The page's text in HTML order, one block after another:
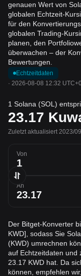
genauen Wert von
globalen Echtzeit-
für den
globalen Trading-
planen, den
überwachen – der
Bewertungen.
Echtzeitdaten
· 2026-08-08 12:32 UTC+0
1 Solana (SOL)
23.17
Zuletzt aktualisiert 2023/
Von
An
Der Bitget-Konverter
KWD], sodass Sie
(KWD) umrechnen
auf Echtzeitdaten und
23.17 KWD hat. Da
können, empfehlen